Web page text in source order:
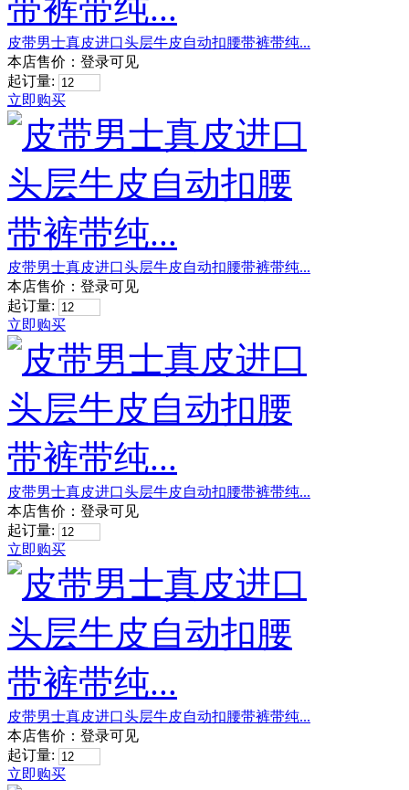
皮带男士真皮进口头层牛皮自动扣腰带裤带纯...
本店售价： 登录可见
起订量:
立即购买
皮带男士真皮进口头层牛皮自动扣腰带裤带纯...
本店售价： 登录可见
起订量:
立即购买
皮带男士真皮进口头层牛皮自动扣腰带裤带纯...
本店售价： 登录可见
起订量:
立即购买
皮带男士真皮进口头层牛皮自动扣腰带裤带纯...
本店售价： 登录可见
起订量:
立即购买